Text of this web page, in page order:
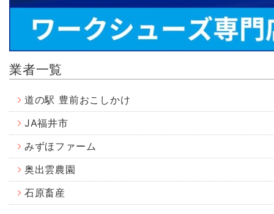
業者一覧
道の駅 豊前おこしかけ
JA福井市
みずほファーム
奥出雲農園
石原畜産